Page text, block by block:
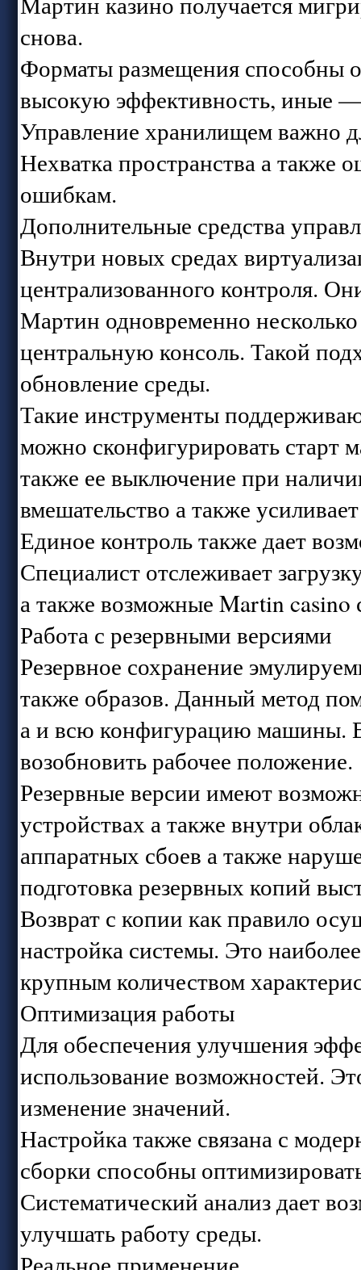
снова.
Форматы размещения способны
высокую эффективность, иные —
Управление хранилищем важно
Нехватка пространства а также
ошибкам.
Дополнительные средства
Внутри новых средах
централизованного контроля.
Мартин одновременно
центральную консоль. Такой
обновление среды.
Такие инструменты
можно сконфигурировать старт
также ее выключение при
вмешательство а также
Единое контроль также дает
Специалист отслеживает
а также возможные Martin casino
Работа с резервными версиями
Резервное сохранение
также образов. Данный метод
а и всю конфигурацию машины.
возобновить рабочее положение.
Резервные версии имеют
устройствах а также внутри
аппаратных сбоев а также
подготовка резервных копий
Возврат с копии как правило
настройка системы. Это
крупным количеством
Оптимизация работы
Для обеспечения улучшения
использование возможностей.
изменение значений.
Настройка также связана с
сборки способны
Систематический анализ дает
улучшать работу среды.